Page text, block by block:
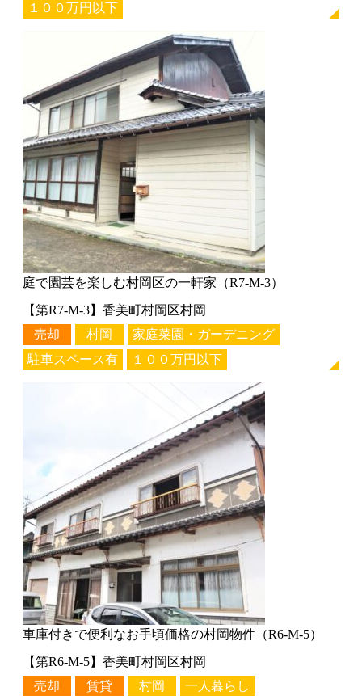
１００万円以下
庭で園芸を楽しむ村岡区の一軒家（R7-M-3）
【第R7-M-3】香美町村岡区村岡
売却
村岡
家庭菜園・ガーデニング
駐車スペース有
１００万円以下
車庫付きで便利なお手頃価格の村岡物件（R6-M-5）
【第R6-M-5】香美町村岡区村岡
売却
賃貸 村岡
一人暮らし